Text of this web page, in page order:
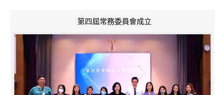
第四屆常務委員會成立